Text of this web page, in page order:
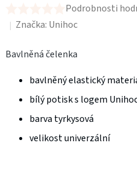
hodnocení
produktu
Podrobnosti
Značka: Unihoc
Bavlněná čelenka
bavlněný elastický
bílý potisk s logem
barva tyrkysová
velikost univerzální